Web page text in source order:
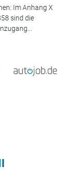
Im Anhang X
sind die